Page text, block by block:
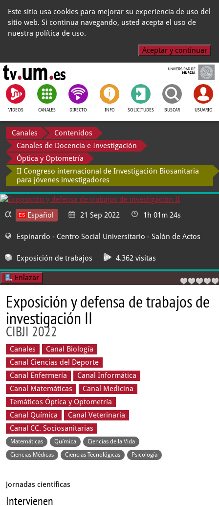
Este sitio usa cookies para mejorar su experiencia de uso del
sitio web. Si continua navegando, usted acepta el uso de
nuestra política de uso.
Aceptar y continuar
VIDEOS CANALES DIRECTO INFO SOLICITUDES BUSCAR USUARIO
Canales
Contenidos
Canales de Docencia e Investigación
Óptica y Optometría
II Congreso internacional de Investigación Biosanitaria
para jóvenes investigadores
Español 21 Sep 2022 1h 01m 24s
Espinardo - Centro Social Universitario - Salón de Actos
Exposición de trabajos 4.362 visitas
Enlazar
Exposición y defensa de trabajos de
investigación II
CIBJI 2022
Canales
Canal Biología
Canal Ciencias del Deporte
Canal Enfermería
Canal Informática
Canal Matemáticas
Canal Medicina
Temáticos Óptica y Optometría
Canal Química
Canal Veterinaria
Canal CC. Sociosanitarias
Matemáticas Química
Ciencias de la Vida
Ciencias Médicas
Ciencias Tecnológicas Psicología
Jornadas científicas
Intervienen